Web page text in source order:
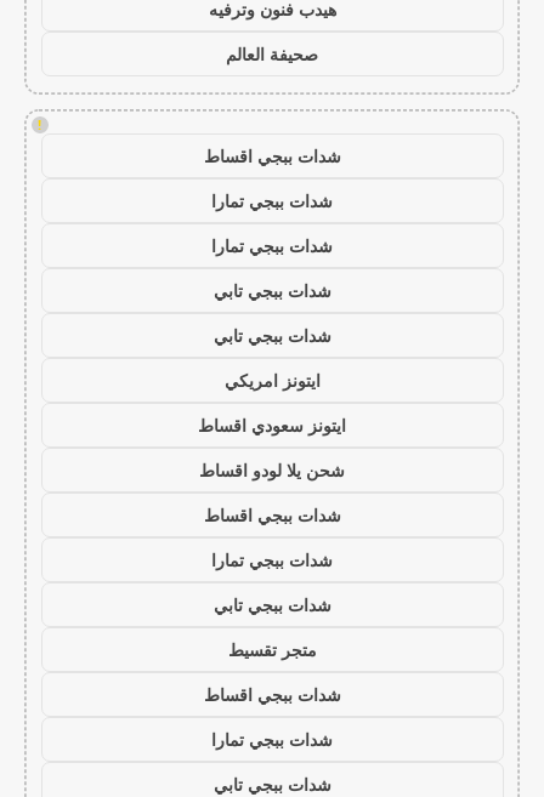
هيدب فنون وترفيه
صحيفة العالم
!
شدات ببجي اقساط
شدات ببجي تمارا
شدات ببجي تمارا
شدات ببجي تابي
شدات ببجي تابي
ايتونز امريكي
ايتونز سعودي اقساط
شحن يلا لودو اقساط
شدات ببجي اقساط
شدات ببجي تمارا
شدات ببجي تابي
متجر تقسيط
شدات ببجي اقساط
شدات ببجي تمارا
شدات ببجي تابي